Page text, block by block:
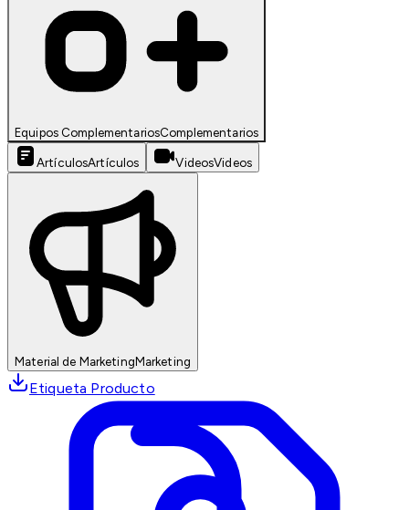
Equipos ComplementariosComplementarios
ArtículosArtículos VideosVideos
Material de MarketingMarketing
Etiqueta Producto